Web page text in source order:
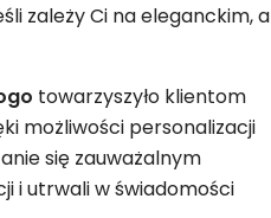
zależy Ci na eleganckim, a
towarzyszyło klientom
możliwości personalizacji
się zauważalnym
i utrwali w świadomości